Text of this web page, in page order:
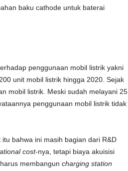
baku cathode untuk baterai
penggunaan mobil listrik yakni
unit mobil listrik hingga 2020. Sejak
mobil listrik. Meski sudah melayani 25
penggunaan mobil listrik tidak
bahwa ini masih bagian dari R&D
cost-nya, tetapi biaya akuisisi
membangun charging station